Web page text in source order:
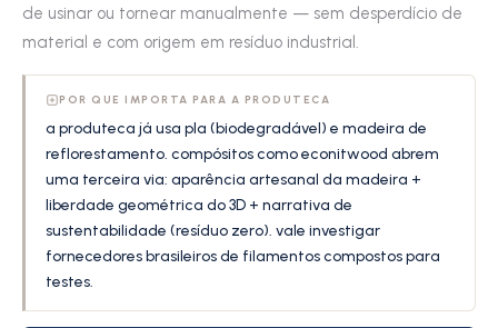
de usinar ou tornear manualmente — sem desperdício de
material e com origem em resíduo industrial.
POR QUE IMPORTA PARA A PRODUTECA
a produteca já usa pla (biodegradável) e madeira de
reflorestamento. compósitos como econitwood abrem
uma terceira via: aparência artesanal da madeira +
liberdade geométrica do 3D + narrativa de
sustentabilidade (resíduo zero). vale investigar
fornecedores brasileiros de filamentos compostos para
testes.